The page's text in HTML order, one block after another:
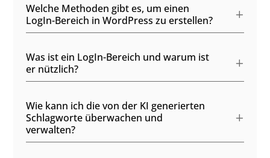
Welche Methoden gibt es, um einen
LogIn-Bereich in WordPress zu erstellen?
Was ist ein LogIn-Bereich und warum ist
er nützlich?
Wie kann ich die von der KI generierten
Schlagworte überwachen und
verwalten?